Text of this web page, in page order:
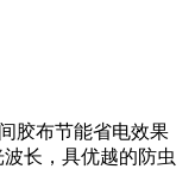
胶布节能省电效果
长，具优越的防虫